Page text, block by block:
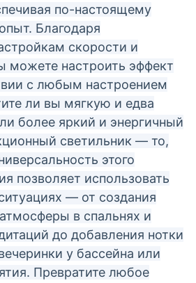
по-настоящему
Благодаря
скорости и
можете настроить эффект
с любым настроением
ли вы мягкую и едва
более яркий и энергичный
светильник — то,
этого
позволяет использовать
— от создания
в спальнях и
до добавления нотки
у бассейна или
Превратите любое